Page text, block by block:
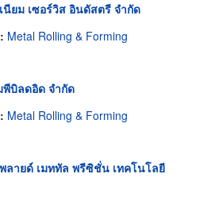
นียม เซอร์วิส อินดัสตรี จำกัด
Metal Rolling & Forming
พีบิลดอิด จำกัด
Metal Rolling & Forming
ลายด์ เมททัล พรีซิชั่น เทคโนโลยี